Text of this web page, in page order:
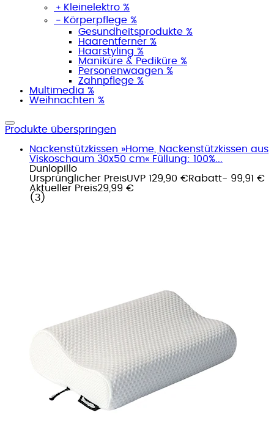
﹢ Kleinelektro %
﹣ Körperpflege %
Gesundheitsprodukte %
Haarentferner %
Haarstyling %
Maniküre & Pediküre %
Personenwaagen %
Zahnpflege %
Multimedia %
Weihnachten %
Produkte überspringen
Nackenstützkissen »Home, Nackenstützkissen aus
Viskoschaum 30x50 cm« Füllung: 100%...
Dunlopillo
Ursprünglicher PreisUVP 129,90 €Rabatt- 99,91 €
Aktueller Preis29,99 €
( 3 )